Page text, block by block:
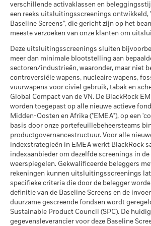
weergegeven cijfers hebben betrekking
verleden. In het verleden behaalde
betrouwbare indicator voor toekomstige
van BlackRock is om
maken met een vertraging van één
het rendement van 01/01/2019 tot 31/
kan worden gemaakt vanaf 01/02/2020.
Het maximale uitgeleende percentage
stijgen of dalen.
Het primaire risico bij securities lending is
verplichting om de geleende effecten
nakomen, terwijl de contante waarde van
is dan de kosten van het terugkopen van
Gematigd
Wat u kunt
Gemiddeld rendement
Gunstig
Wat u kunt
Het stressscenario laat zien wat u zou
extreme marktomstandigheden.
per 17/jul/2026
MSCI Gewogen Gemiddelde
Koolstofintensiteit (ton CO2-
per 17/jul/2026
MSCI Impliciete
Temperatuurstijging (0-3,0+
per 17/jul/2026
MSCI ESG % Dekking
per 17/jul/2026
MSCI ESG-kwaliteitsscore –
Percentiel peer
per 17/jul/2026
Fondsen in peergroup
per 17/jul/2026
MSCI Gewogen Gemiddelde
Koolstofintensiteit % Dekking
per 17/jul/2026
MSCI – Overtreders van
Global Compact van de VN
per 06/aug/2026
MSCI – Ketelkool
per 06/aug/2026
MSCI – Oliezand
per 06/aug/2026
Betrokkenheid van
bedrijfsleven Dekking
per 06/aug/2026
Percentage niet-gedekt
Fonds
per 06/aug/2026
De blootstellingen van BlackRock inzake
het bedrijfsleven, zoals hierboven
Ketelkool en Oliezand, worden berekend
verschillende activaklassen en
een reeks uitsluitingsscreenings ontwikkeld,
Baseline Screens”, die gericht zijn op het
meeste verzoeken van onze klanten om
Deze uitsluitingsscreenings sluiten
meer dan minimale blootstelling aan
sectoren/industrieën, waaronder, maar niet
controversiële wapens, nucleaire wapens,
vuurwapens voor civiel gebruik, tabak en
Global Compact van de VN. De BlackRock
worden toegepast op alle nieuwe actieve
Midden-Oosten en Afrika ("EMEA"), op een
basis door onze portefeuillebeheersteams
productgovernancestructuur. Voor alle
indexstrategieën in EMEA werkt BlackRock
indexaanbieder om dezelfde screenings in
weerspiegelen. Gekwalificeerde beleggers
rekeningen kunnen uitsluitingsscreenings
specifieke criteria die door de belegger
definitie van de Baseline Screens en de
duurzame gescreende fondsen wordt
Sustainable Product Council (SPC). De
gegevensleverancier voor deze Baseline